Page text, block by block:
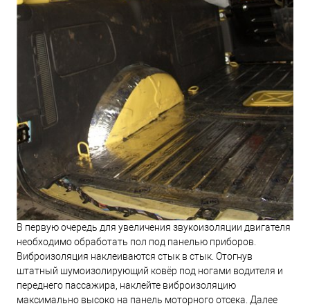
В первую очередь для увеличения звукоизоляции двигателя
необходимо обработать пол под панелью приборов.
Виброизоляция наклеиваются стык в стык. Отогнув
штатный шумоизолирующий ковёр под ногами водителя и
переднего пассажира, наклейте виброизоляцию
максимально высоко на панель моторного отсека. Далее